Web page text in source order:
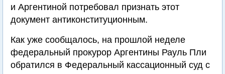
и Аргентиной потребовал признать этот
документ антиконституционным.
Как уже сообщалось, на прошлой неделе
федеральный прокурор Аргентины Рауль Пли
обратился в Федеральный кассационный суд с